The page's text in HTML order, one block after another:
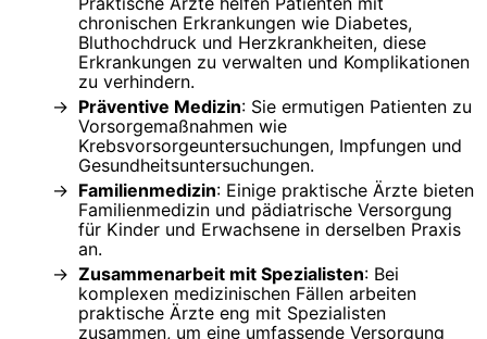
chronischen Erkrankungen wie Diabetes,
Bluthochdruck und Herzkrankheiten, diese
Erkrankungen zu verwalten und Komplikationen
zu verhindern.
Präventive Medizin: Sie ermutigen Patienten zu
Vorsorgemaßnahmen wie
Krebsvorsorgeuntersuchungen, Impfungen und
Gesundheitsuntersuchungen.
Familienmedizin: Einige praktische Ärzte bieten
Familienmedizin und pädiatrische Versorgung
für Kinder und Erwachsene in derselben Praxis
an.
Zusammenarbeit mit Spezialisten: Bei
komplexen medizinischen Fällen arbeiten
praktische Ärzte eng mit Spezialisten
zusammen, um eine umfassende Versorgung